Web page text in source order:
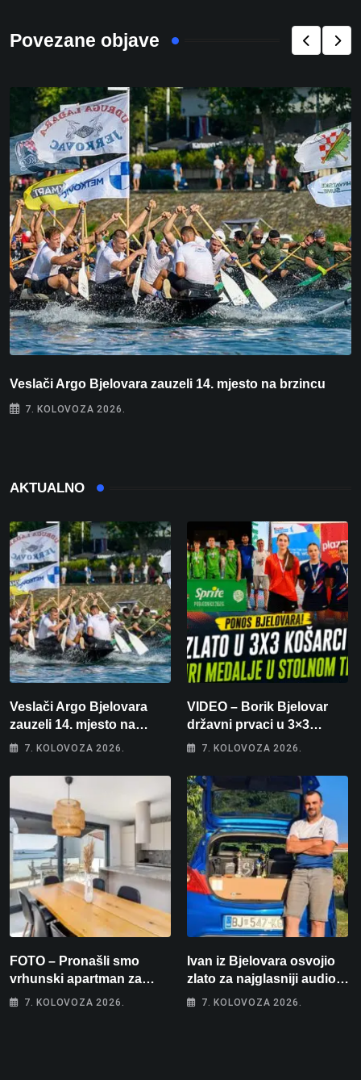
Povezane objave
Veslači Argo Bjelovara zauzeli 14. mjesto na brzincu
7. KOLOVOZA 2026.
AKTUALNO
Veslači Argo Bjelovara
zauzeli 14. mjesto na
brzincu
7. KOLOVOZA 2026.
VIDEO – Borik Bjelovar
državni prvaci u 3×3
košarci, Klara Končar je
stolnom tenisu!
7. KOLOVOZA 2026.
FOTO – Pronašli smo
vrhunski apartman za
odmor: Pogled na more, tri
7. KOLOVOZA 2026.
Ivan iz Bjelovara osvojio
zlato za najglasniji audio
sustav i srušio osobni
7. KOLOVOZA 2026.